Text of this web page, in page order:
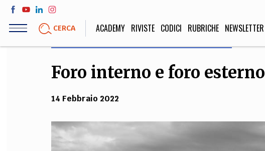
Salta
contenuto
CERCA ACADEMY RIVISTE CODICI RUBRICHE NEWSLETTER
LIFE STYLE
Sport, Cucina, Viaggi,
SOCIETÀ
Foro interno e foro esterno
14 Febbraio 2022